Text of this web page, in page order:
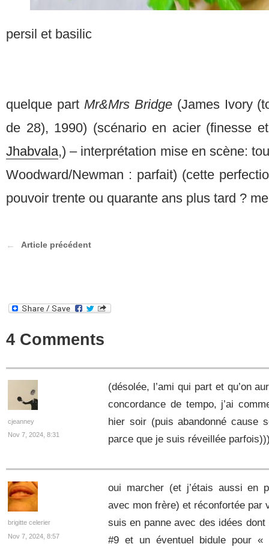
persil et basilic
quelque part Mr&Mrs Bridge (James Ivory
de 28), 1990) (scénario en acier (finesse
Jhabvala,) – interprétation mise en scène:
Woodward/Newman : parfait) (cette
pouvoir trente ou quarante ans plus tard ?
Article précédent
4 Comments
cjeanney
Nov 7, 2024, 8:31
(désolée, l’ami qui part et qu’on
concordance de tempo, j’ai
hier soir (puis abandonné cause
parce que je suis réveillée
brigitte celerier
Nov 7, 2024, 8:57
oui marcher (et j’étais aussi en
avec mon frère) et réconfortée par
suis en panne avec des idées
#9 et un éventuel bidule pour